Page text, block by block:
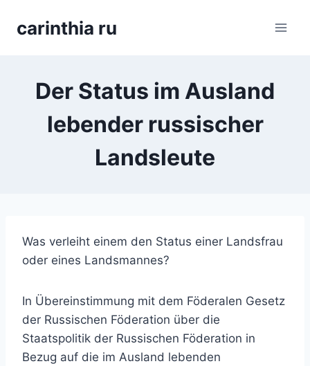
carinthia ru
Der Status im Ausland
lebender russischer
Landsleute
Was verleiht einem den Status einer Landsfrau
oder eines Landsmannes?
In Übereinstimmung mit dem Föderalen Gesetz
der Russischen Föderation über die
Staatspolitik der Russischen Föderation in
Bezug auf die im Ausland lebenden